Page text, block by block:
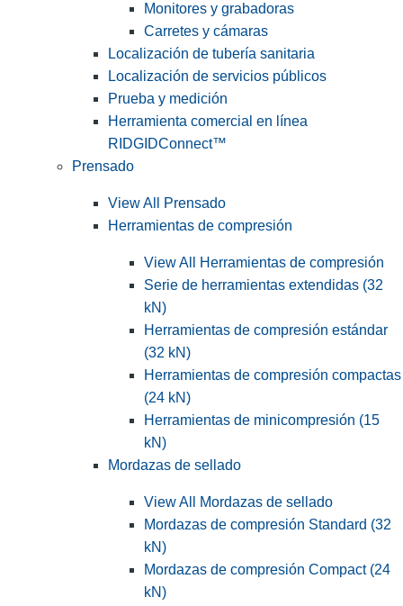
Monitores y grabadoras
Carretes y cámaras
Localización de tubería sanitaria
Localización de servicios públicos
Prueba y medición
Herramienta comercial en línea
RIDGIDConnect™
Prensado
View All Prensado
Herramientas de compresión
View All Herramientas de compresión
Serie de herramientas extendidas (32
kN)
Herramientas de compresión estándar
(32 kN)
Herramientas de compresión compactas
(24 kN)
Herramientas de minicompresión (15
kN)
Mordazas de sellado
View All Mordazas de sellado
Mordazas de compresión Standard (32
kN)
Mordazas de compresión Compact (24
kN)